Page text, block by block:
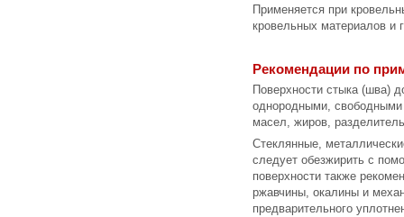
Применяется при
кровельных материалов и
Рекомендации по
Поверхности стыка (шва)
однородными,
масел, жиров,
Стеклянные,
следует обезжирить с
поверхности также
ржавчины, окалины и
предварительного